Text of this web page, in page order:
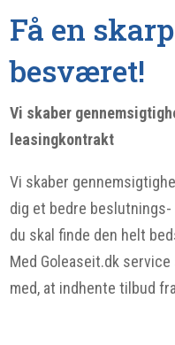
Få en
besværet!
Vi skaber
leasingkontrakt
Vi skaber
dig et bedre beslutnings-
du skal finde den helt
Med Goleaseit.dk
med, at indhente tilbud